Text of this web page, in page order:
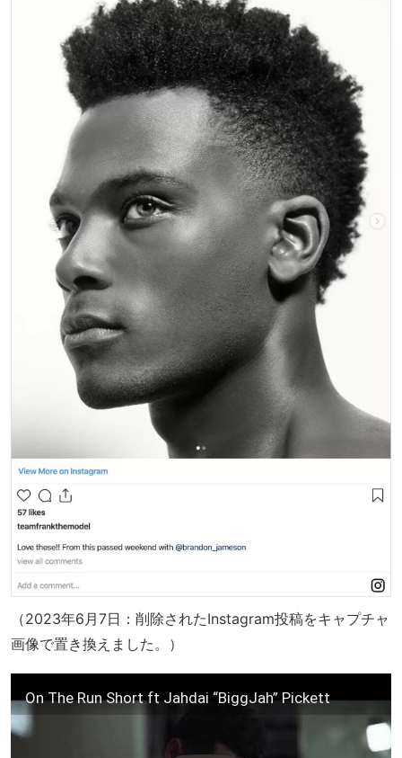
（2023年6月7日：削除されたInstagram投稿をキャプチャ
画像で置き換えました。）
On The Run Short ft Jahdai “BiggJah” Pickett